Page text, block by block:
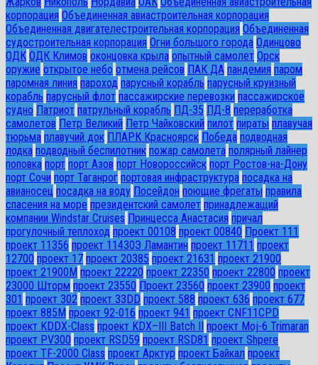
корпорация Объединенная авиастроительная корпорация
Объединенная двигателестроительная корпорация Объединенная
судостроительная корпорация Огни большого города Одинцово
ОДК ОДК Климов оконцовка крыла опытный самолет Орск
оружие открытое небо отмена рейсов ПАК ДА пандемия паром
паромная линия пароход парусный корабль парусный круизный
корабль парусный флот пассажирские перевозки пассажирское
судно Патриот патрульный корабль ПД-35 ПД-8 переработка
самолетов Петр Великий Петр Чайковский пилот пираты плавучая
тюрьма плавучий док ПЛАРК Красноярск Победа подводная
лодка подводный беспилотник пожар самолета полярный лайнер
поповка порт порт Азов порт Новороссийск порт Ростов-на-Дону
порт Сочи порт Таганрог портовая инфраструктура посадка на
авианосец посадка на воду Посейдон поющие фрегаты правила
спасения на море президентский самолет принадлежащий
компании Windstar Cruises Принцесса Анастасия причал
прогулочный теплоход проект 00108 проект 00840 Проект 111
проект 11356 проект 11430Э Ламантин проект 11711 проект
12700 проект 17 проект 20385 проект 21631 проект 21900
проект 21900М проект 22220 проект 22350 проект 22800 проект
23000 Шторм проект 23550 Проект 23560 проект 23900 проект
301 проект 302 проект 33DD проект 588 проект 636 проект 677
проект 885М проект 92-016 проект 941 проект CNF11CPD
проект KDDX-Class проект KDX–III Batch II
проект Moj-6 Trimaran
проект PV300 проект RSD59 проект RSD81 проект Shpere
проект TF-2000 Class проект Арктур проект Байкал проект